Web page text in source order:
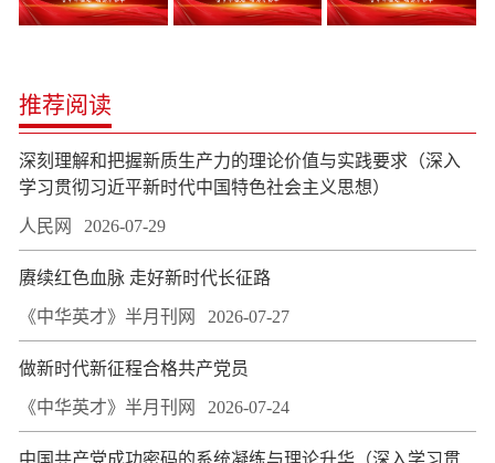
推荐阅读
深刻理解和把握新质生产力的理论价值与实践要求（深入
学习贯彻习近平新时代中国特色社会主义思想）
人民网 2026-07-29
赓续红色血脉 走好新时代长征路
《中华英才》半月刊网 2026-07-27
做新时代新征程合格共产党员
《中华英才》半月刊网 2026-07-24